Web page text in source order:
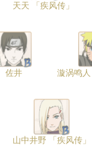
天天 「疾风传」
佐井 漩涡鸣
山中井野 「疾风传」